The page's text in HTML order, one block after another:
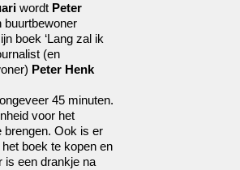
wordt Peter
buurtbewoner
boek ‘Lang zal ik
(en
Peter Henk
45 minuten.
voor het
brengen. Ook is er
boek te kopen en
is een drankje na